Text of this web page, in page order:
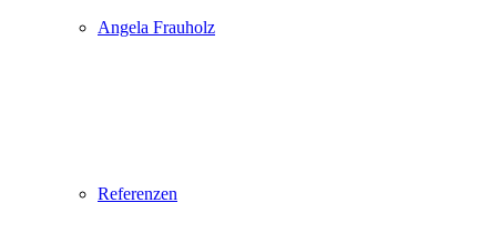
Angela Frauholz
Referenzen